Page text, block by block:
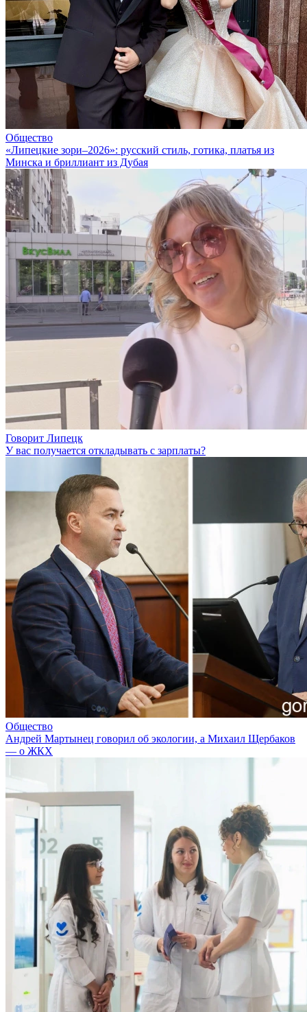
Общество
«Липецкие зори–2026»: русский стиль, готика, платья из
Минска и бриллиант из Дубая
Говорит Липецк
У вас получается откладывать с зарплаты?
Общество
Андрей Мартынец говорил об экологии, а Михаил Щербаков
— о ЖКХ